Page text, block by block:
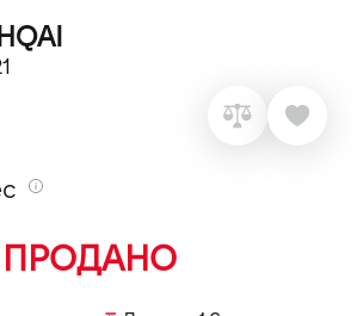
ПРОДАНО
на наш канал та слідкуй за